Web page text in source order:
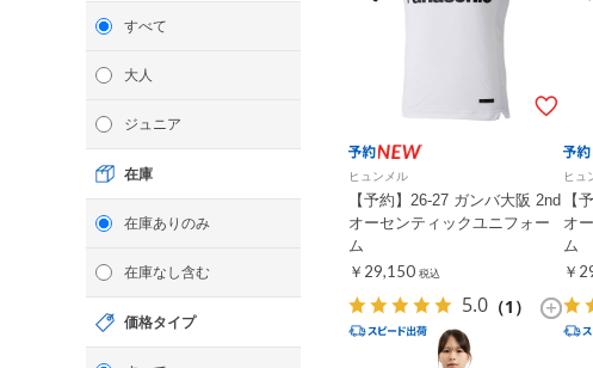
すべて
大人
ジュニア
在庫
在庫ありのみ
在庫なし含む
価格タイプ
ヒュンメル
【予約】26-27 ガンバ大阪 2nd
オーセンティックユニフォー
ム
￥29,150 税込
5.0 （1）
ヒュ
【
オ
ム
￥